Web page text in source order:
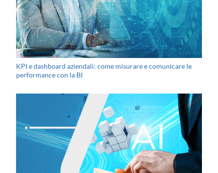
KPI e dashboard aziendali: come misurare e comunicare le
performance con la BI